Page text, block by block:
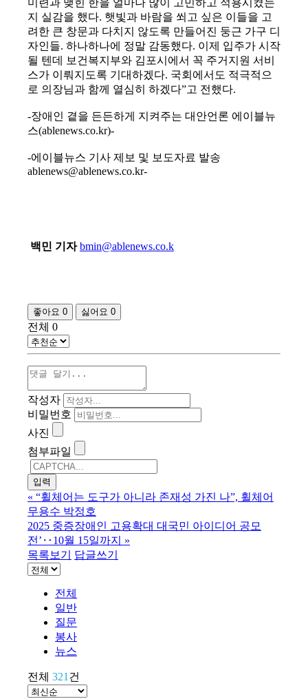
지 실감을 했다. 햇빛과 바람을 쐬고 싶은 이들을 고
려한 큰 창문과 다치지 않도록 만들어진 둥근 가구 디
자인들. 하나하나에 정말 감동했다. 이제 입주가 시작
될 텐데 보건복지부와 김포시에서 꼭 주거지원 서비
스가 이뤄지도록 기대하겠다. 국회에서도 적극적으
로 의장님과 함께 열심히 하겠다”고 전했다.
-장애인 곁을 든든하게 지켜주는 대안언론 에이블뉴
스(ablenews.co.kr)-
-에이블뉴스 기사 제보 및 보도자료 발송
ablenews@ablenews.co.kr-
백민 기자 bmin@ablenews.co.k
좋아요 0 싫어요 0
전체 0
작성자
비밀번호
사진
첨부파일
« “휠체어는 도구가 아니라 존재성 가진 나”, 휠체어
무용수 박정호
2025 중증장애인 고용확대 대국민 아이디어 공모
전’‥10월 15일까지
»
목록보기
답글쓰기
전체
일반
질문
봉사
뉴스
전체 321 건